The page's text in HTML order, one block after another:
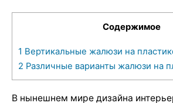
Содержимое
1 Вертикальные жалюзи на
2 Различные варианты жалюзи на
В нынешнем мире дизайна